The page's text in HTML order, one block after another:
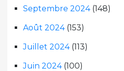
Septembre 2024(148)
Août 2024(153)
Juillet 2024(113)
Juin 2024(100)